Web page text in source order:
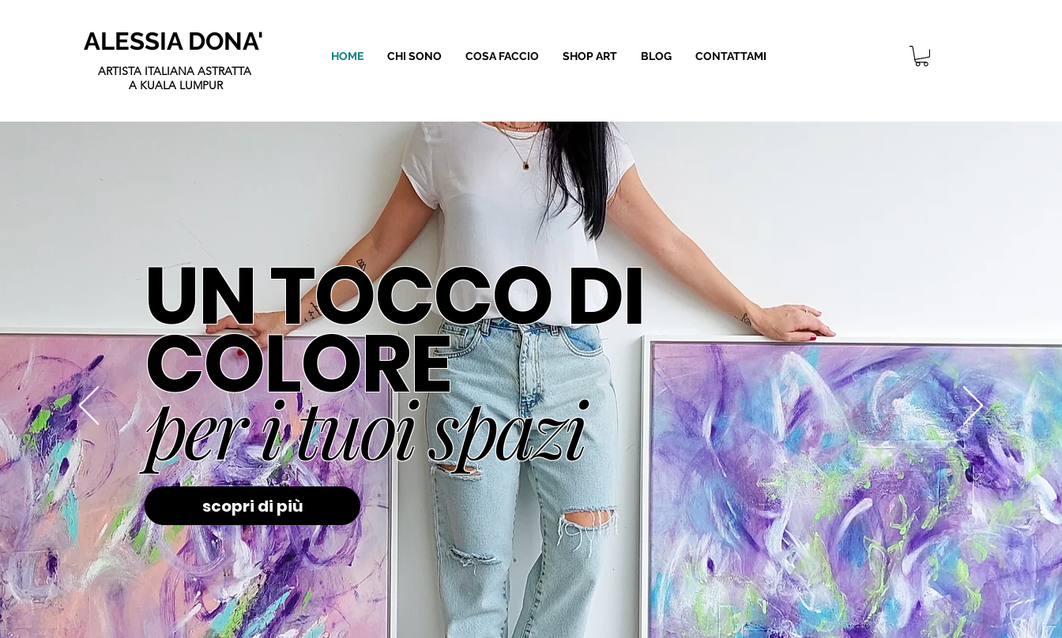
ALESSIA DONA'
ARTISTA ITALIANA ASTRATTA
A KUALA LUMPUR
HOME CHI SONO COSA FACCIO SHOP ART BLOG CONTATTAMI
UN TOCCO DI
COLORE
per i tuoi spazi
scopri di più